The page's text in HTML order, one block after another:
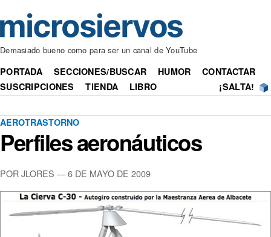
Demasiado bueno como para ser un canal de YouTube
PORTADA SECCIONES/BUSCAR HUMOR
CONTACTAR
SUSCRIPCIONES
TIENDA LIBRO ¡SALTA!
AEROTRASTORNO
Perfiles aeronáuticos
POR JLORES — 6 DE MAYO DE 2009